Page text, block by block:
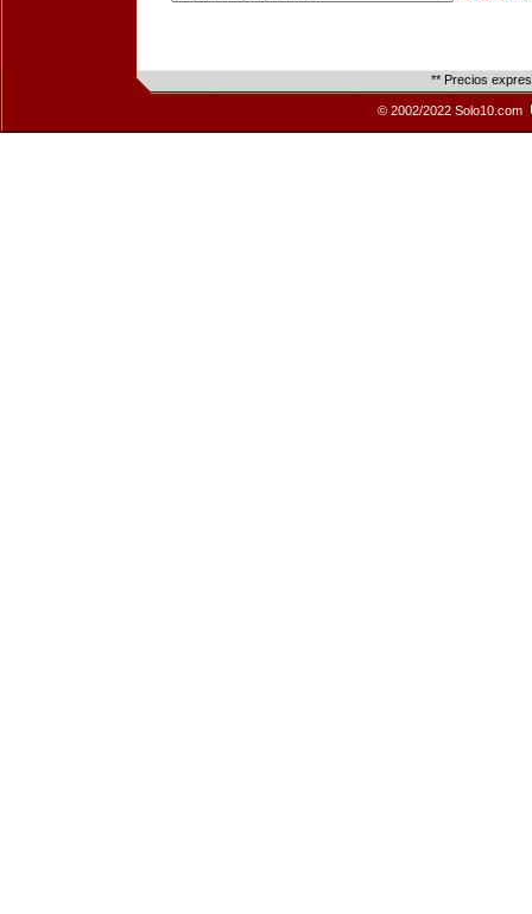
** Precios
© 2002/2022 Solo10.com